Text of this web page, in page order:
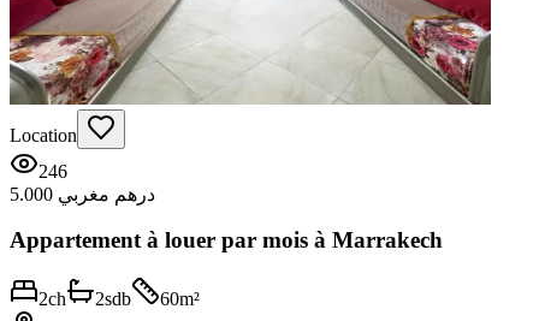
Location
246
5.000 درهم مغربي
Appartement à louer par mois à Marrakech
2ch 2sdb 60m²